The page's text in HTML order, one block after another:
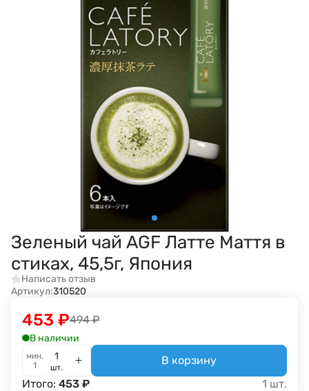
Зеленый чай AGF Латте Маття в
стиках, 45,5г, Япония
Написать отзыв
Артикул:310520
494 ₽
453 ₽
В наличии
мин.
1
шт.
В корзину
Итого: 453 ₽ 1 шт.